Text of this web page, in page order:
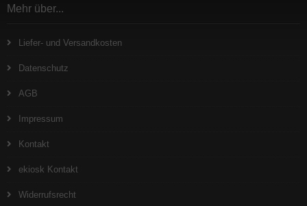
Mehr über...
Liefer- und Versandkosten
Datenschutz
AGB
Impressum
Kontakt
ekiosk Kontakt
Widerrufsrecht